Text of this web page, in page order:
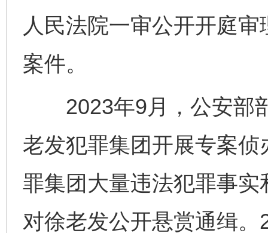
人民法院一审公开开庭
案件。
2023年9月，公安部
老发犯罪集团开展专案
罪集团大量违法犯罪事
对徐老发公开悬赏通缉